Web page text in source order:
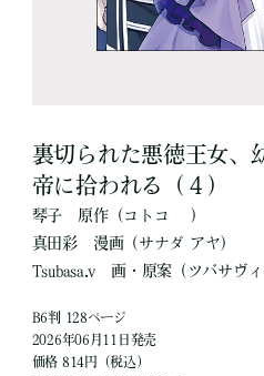
裏切られた悪徳王女、
帝に拾われる（４）
琴子 原作（コトコ ）
真田彩
漫画 （サナダ アヤ）
Tsubasa.v
画・原案 （ツバサヴィ
B6判 128ページ
2026年06月11日発売
価格 814円（税込）